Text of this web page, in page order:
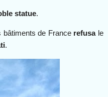
statue.
de France refusale
.